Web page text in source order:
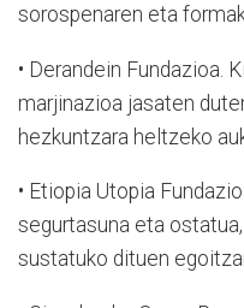
sorospenaren eta
• Derandein Fundazioa.
marjinazioa jasaten
hezkuntzara heltzeko
• Etiopia Utopia
segurtasuna eta
sustatuko dituen